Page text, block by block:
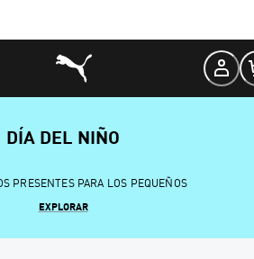
DÍA DEL NIÑO
PRESENTES PARA LOS PEQUEÑOS
EXPLORAR